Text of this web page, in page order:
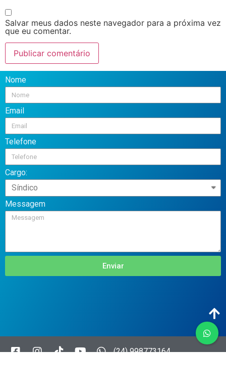
Salvar meus dados neste navegador para a próxima vez
que eu comentar.
Nome
Email
Telefone
Cargo:
Messagem
Enviar
(24) 998773164